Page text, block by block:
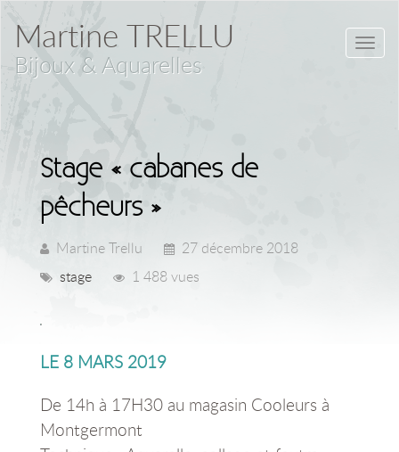
Martine TRELLU
Bijoux & Aquarelles
Stage « cabanes de
pêcheurs »
Martine Trellu
27 décembre 2018
stage
1 488 vues
LE 8 MARS 2019
De 14h à 17H30 au magasin Cooleurs à
Montgermont